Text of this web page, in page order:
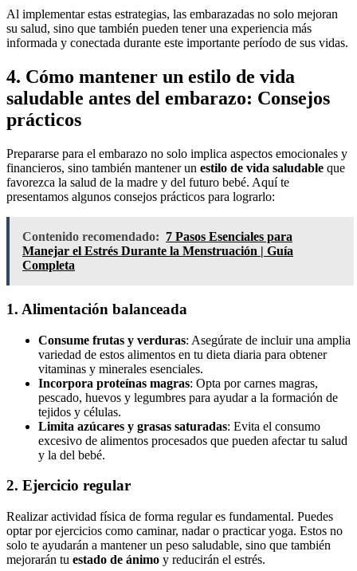
Al implementar estas estrategias, las embarazadas no solo mejoran
su salud, sino que también pueden tener una experiencia más
informada y conectada durante este importante período de sus vidas.
4. Cómo mantener un estilo de vida
saludable antes del embarazo: Consejos
prácticos
Prepararse para el embarazo no solo implica aspectos emocionales y
financieros, sino también mantener un estilo de vida saludable que
favorezca la salud de la madre y del futuro bebé. Aquí te
presentamos algunos consejos prácticos para lograrlo:
Contenido recomendado: 7 Pasos Esenciales para
Manejar el Estrés Durante la Menstruación | Guía
Completa
1. Alimentación balanceada
Consume frutas y verduras: Asegúrate de incluir una amplia
variedad de estos alimentos en tu dieta diaria para obtener
vitaminas y minerales esenciales.
Incorpora proteínas magras: Opta por carnes magras,
pescado, huevos y legumbres para ayudar a la formación de
tejidos y células.
Limita azúcares y grasas saturadas: Evita el consumo
excesivo de alimentos procesados que pueden afectar tu salud
y la del bebé.
2. Ejercicio regular
Realizar actividad física de forma regular es fundamental. Puedes
optar por ejercicios como caminar, nadar o practicar yoga. Estos no
solo te ayudarán a mantener un peso saludable, sino que también
mejorarán tu estado de ánimo y reducirán el estrés.